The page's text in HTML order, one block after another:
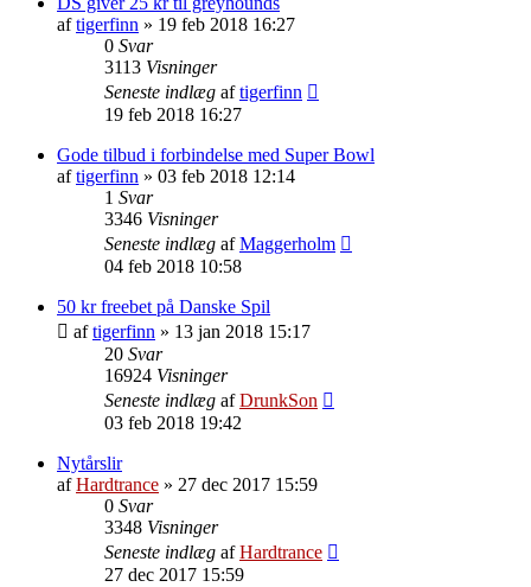
aftigerfinn » 19 feb 2018 16:27
0 Svar
3113 Visninger
Seneste indlæg aftigerfinn
19 feb 2018 16:27
Gode tilbud i forbindelse med Super Bowl
aftigerfinn » 03 feb 2018 12:14
1 Svar
3346 Visninger
Seneste indlæg afMaggerholm
04 feb 2018 10:58
50 kr freebet på Danske Spil
aftigerfinn » 13 jan 2018 15:17
20 Svar
16924 Visninger
Seneste indlæg afDrunkSon
03 feb 2018 19:42
Nytårslir
afHardtrance » 27 dec 2017 15:59
0 Svar
3348 Visninger
Seneste indlæg afHardtrance
27 dec 2017 15:59